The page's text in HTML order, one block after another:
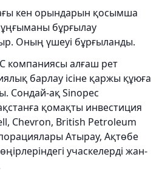
кен орындарын қосымша
ұңғыманы бұрғылау
Оның үшеуі бұрғыланды.
компаниясы алғаш рет
барлау ісіне қаржы құюға
Сондай-ақ Sinopec
қомақты инвестиция
Chevron, British Petroleum
Атырау, Ақтөбе
учаскелерді жан-